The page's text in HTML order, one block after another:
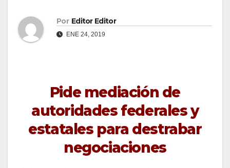
Por Editor Editor
ENE 24, 2019
Pide mediación de
autoridades federales y
estatales para destrabar
negociaciones